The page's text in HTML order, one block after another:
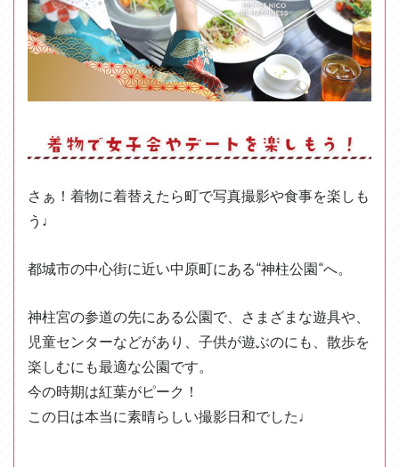
さぁ！着物に着替えたら町で写真撮影や食事を楽しも
う♩
都城市の中心街に近い中原町にある“神柱公園“へ。
神柱宮の参道の先にある公園で、さまざまな遊具や、
児童センターなどがあり、子供が遊ぶのにも、散歩を
楽しむにも最適な公園です。
今の時期は紅葉がピーク！
この日は本当に素晴らしい撮影日和でした♩